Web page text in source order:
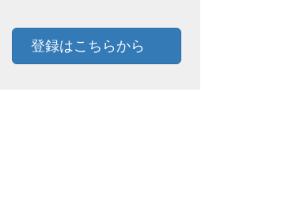
登録はこちらから